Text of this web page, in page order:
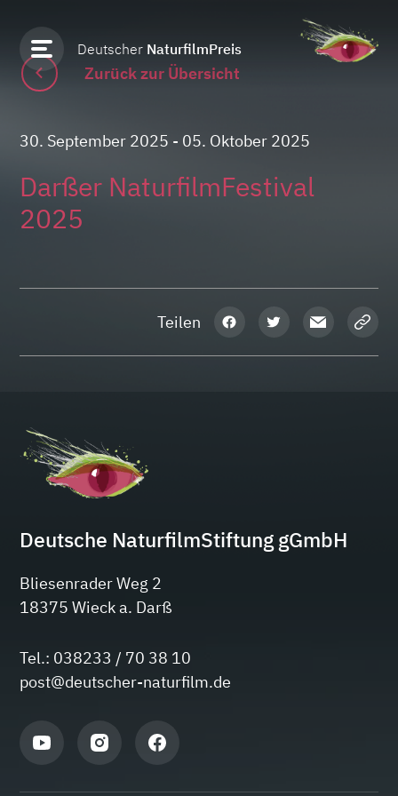
Deutscher NaturfilmPreis
Zurück zur Übersicht
30. September 2025 - 05. Oktober 2025
Darßer NaturfilmFestival
2025
Teilen
Deutsche NaturfilmStiftung gGmbH
Bliesenrader Weg 2
18375 Wieck a. Darß
Tel.: 038233 / 70 38 10
post@deutscher-naturfilm.de